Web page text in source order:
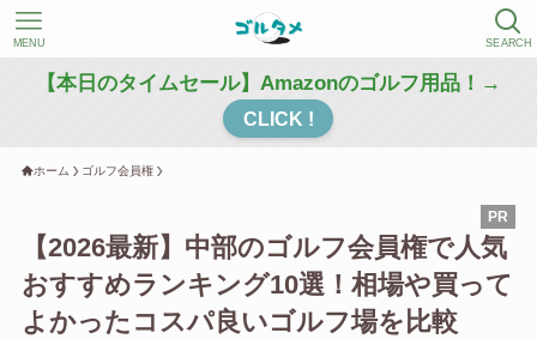
SEARCH
MENU
【本日のタイムセール】Amazonのゴルフ用品！→
CLICK !
ホーム ゴルフ会員権
【2026最新】中部のゴルフ会員権で人気
おすすめランキング10選！相場や買って
よかったコスパ良いゴルフ場を比較